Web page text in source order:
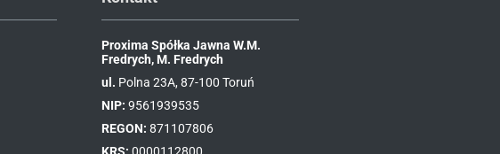
Proxima Spółka Jawna W.M.
Fredrych, M. Fredrych
ul. Polna 23A, 87-100 Toruń
NIP: 9561939535
REGON: 871107806